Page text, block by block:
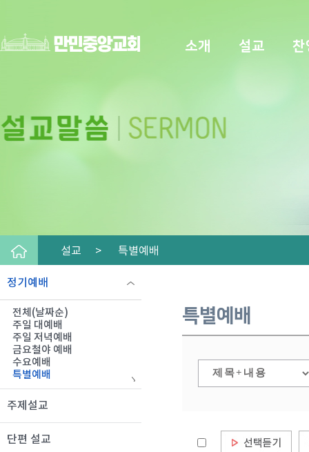
소개 설교 찬
설교 > 특별예배
특별예배
정기예배
전체(날짜순)
주일 대예배
주일 저녁예배
금요철야 예배
수요예배
특별예배
주제설교
단편 설교